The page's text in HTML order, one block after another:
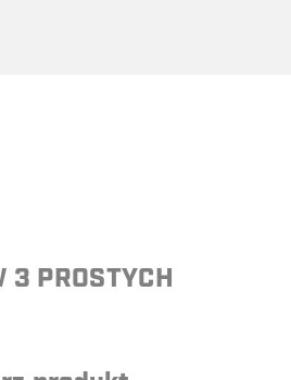
3 PROSTYCH